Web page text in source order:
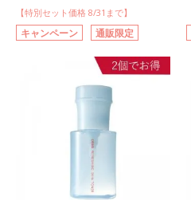
【特別セット価格 8/31まで】
キャンペーン 通販限定